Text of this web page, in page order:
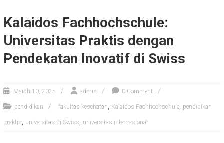
Kalaidos Fachhochschule:
Universitas Praktis dengan
Pendekatan Inovatif di Swiss
March 10, 2025 admin 0 Comment
pendidikan fakultas kesehatan, Kalaidos Fachhochschule, pendidikan
praktis, universitas di Swiss, universitas internasional